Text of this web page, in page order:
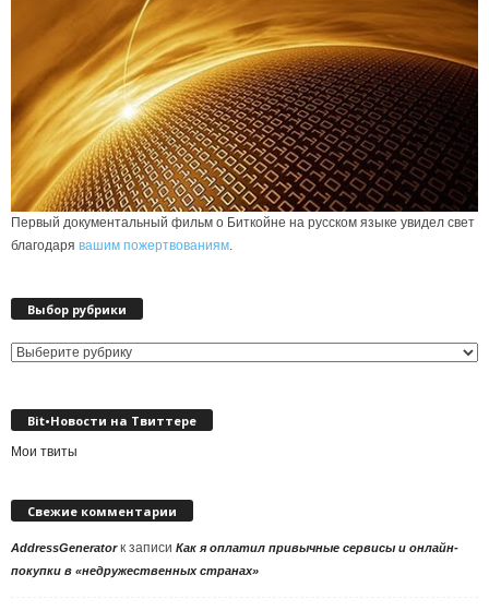
Первый документальный фильм о Биткойне на русском языке увидел свет
благодаря вашим пожертвованиям
Выбор рубрики
Выбор
Bit•Новости на Твиттере
Мои твиты
Свежие комментарии
AddressGeneratorк записи Как я оплатил привычные сервисы и онлайн-
покупки в «недружественных странах»